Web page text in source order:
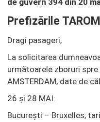
de guvern 394 din 20
Prefizările TAROM
Dragi pasageri,
La solicitarea
următoarele zboruri spre
AMSTERDAM, date de
26 și 28 MAI:
București – Bruxelles,